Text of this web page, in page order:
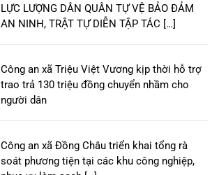
LỰC LƯỢNG DÂN QUÂN TỰ VỆ BẢO ĐẢM
AN NINH, TRẬT TỰ DIỄN TẬP TÁC […]
Công an xã Triệu Việt Vương kịp thời hỗ trợ
trao trả 130 triệu đồng chuyển nhầm cho
người dân
Công an xã Đồng Châu triển khai tổng rà
soát phương tiện tại các khu công nghiệp,